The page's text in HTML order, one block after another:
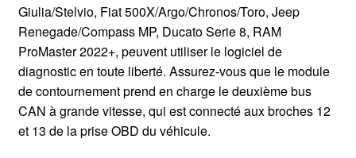
Giulia/Stelvio, Fiat 500X/Argo/Chronos/Toro, Jeep
Renegade/Compass MP, Ducato Serie 8, RAM
ProMaster 2022+, peuvent utiliser le logiciel de
diagnostic en toute liberté. Assurez-vous que le module
de contournement prend en charge le deuxième bus
CAN à grande vitesse, qui est connecté aux broches 12
et 13 de la prise OBD du véhicule.